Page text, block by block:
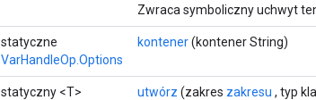
Zwraca symboliczny uchwyt
statyczne
VarHandleOp.Options
kontener(kontener String)
statyczny <T>
utwórz (zakres zakresu , typ